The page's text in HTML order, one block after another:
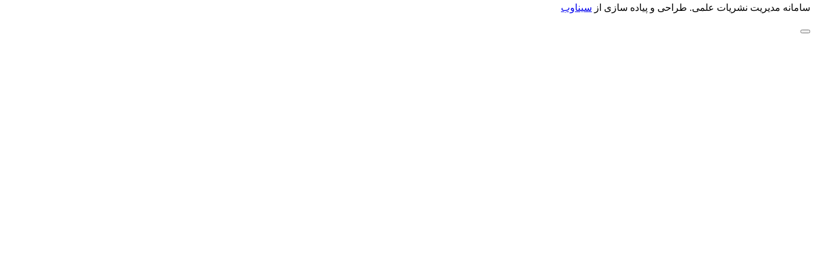
سامانه مدیریت نشریات علمی. طراحی و پیاده سازی از سیناوب